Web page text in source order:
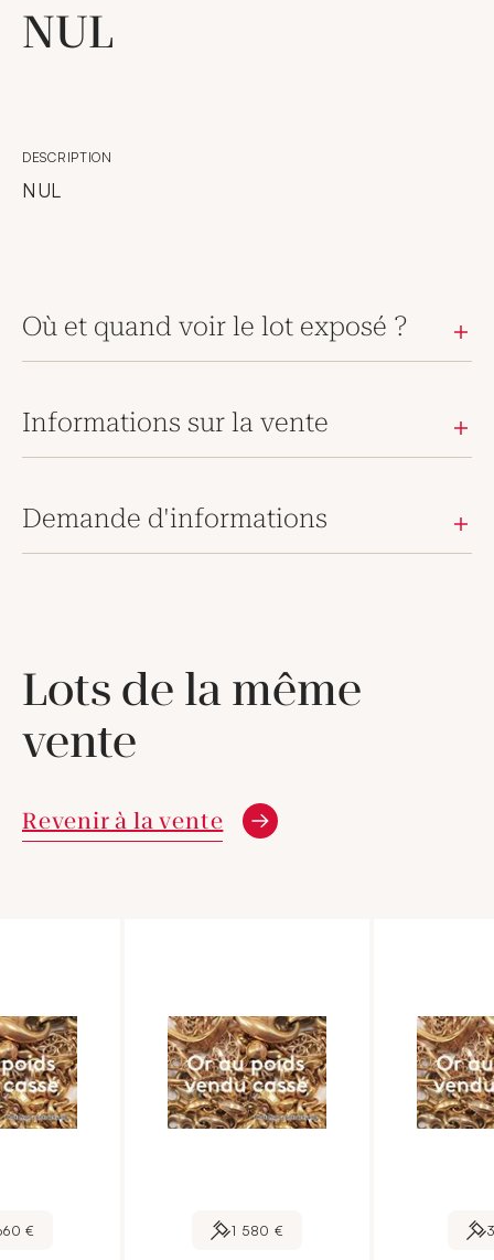
NUL
DESCRIPTION
NUL
Où et quand voir le lot exposé ?
Informations sur la vente
Demande d'informations
Lots de la même
vente
Revenir à la vente
€ 1 580 €